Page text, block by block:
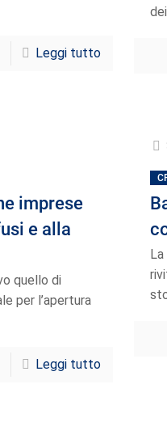
Leggi tutto
imprese
e alla
quello di
per l’apertura
Leggi tutto